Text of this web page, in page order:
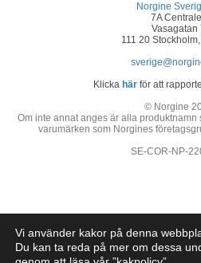
Norgine
7A
Vasagatan
111 20
Klicka härför att
© Norgine
Om inte annat anges är alla
varumärken som Norgines
SE-COR-NP-
Vi använder kakor på denna
Du kan ta reda på mer om dessa